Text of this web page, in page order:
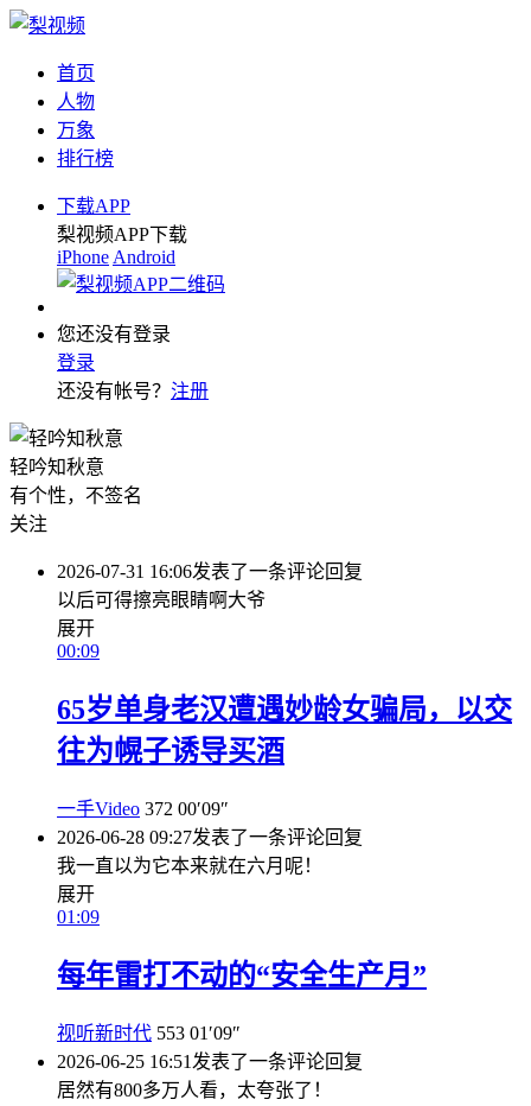
首页
人物
万象
排行榜
下载APP
梨视频APP下载
iPhone Android
您还没有登录
登录
还没有帐号？ 注册
轻吟知秋意
有个性，不签名
关注
2026-07-31 16:06发表了一条评论回复
以后可得擦亮眼睛啊大爷
展开
00:09
65岁单身老汉遭遇妙龄女骗局，以交
往为幌子诱导买酒
一手Video 372 00′09″
2026-06-28 09:27发表了一条评论回复
我一直以为它本来就在六月呢！
展开
01:09
每年雷打不动的“安全生产月”
视听新时代 553 01′09″
2026-06-25 16:51 发表了一条评论回复
居然有800多万人看，太夸张了！